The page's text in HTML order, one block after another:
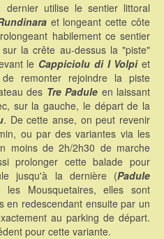
dernier utilise le sentier littoral
et longeant cette côte
habilement ce sentier
la crête au-dessus la "piste"
le Cappiciolu di I Volpiet
remonter rejoindre la piste
des Tre Padule en laissant
sur la gauche, le départ de la
. De cette anse, on peut revenir
ou par des variantes via les
moins de 2h/2h30 de marche
prolonger cette balade pour
jusqu'à la dernière (Padule
Mousquetaires, elles sont
en redescendant ensuite par un
au parking de départ.
pour cette variante.